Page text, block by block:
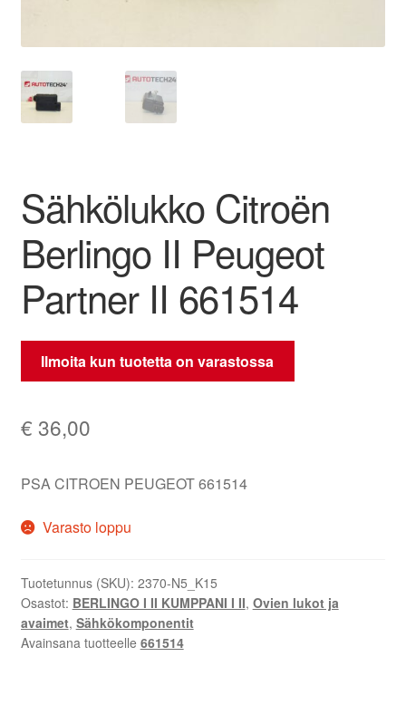
Tarkista
Valitukset
Sähkölukko Citroën
Berlingo II Peugeot
Partner II 661514
Ilmoita kun tuotetta on varastossa
€ 36,00
PSA CITROEN PEUGEOT 661514
Varasto loppu
Tuotetunnus (SKU): 2370-N5_K15
Osastot: BERLINGO I II KUMPPANI I II, Ovien lukot ja
avaimet, Sähkökomponentit
Avainsana tuotteelle 661514